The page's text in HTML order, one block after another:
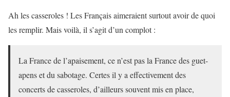
Ah les casseroles ! Les Français aimeraient surtout avoir de quoi
les remplir. Mais voilà, il s’agit d’un complot :
La France de l’apaisement, ce n’est pas la France des guet-
apens et du sabotage. Certes il y a effectivement des
concerts de casseroles, d’ailleurs souvent mis en place,